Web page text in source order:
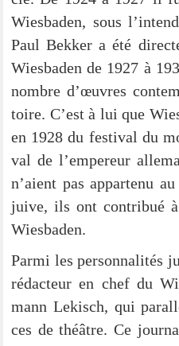
Wies­ba­den, sous
Paul Bek­ker a été
Wies­ba­den de 1927 à
nombre d’œu­vres
toire. C’est à lui que
en 1928 du fes­ti­val du
val de l’empereur
n’ai­ent pas appar­tenu
jui­ve, ils ont con­tri­bué
Wiesbaden.
Par­mi les per­son­na­li­tés
réd­ac­teur en chef du
mann Lekisch, qui
ces de thé­ât­re. Ce